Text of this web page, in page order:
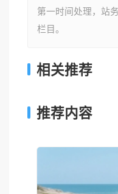
第一时间处理，站
栏目。
相关推荐
推荐内容